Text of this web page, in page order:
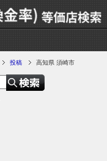
投稿 高知県 須崎市